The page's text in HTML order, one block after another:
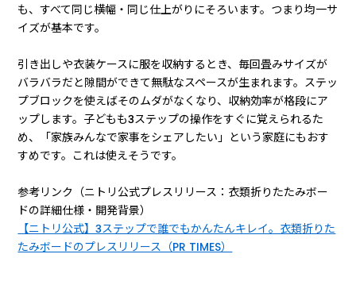
も、すべて同じ横幅・同じ仕上がりにそろいます。つまり均一サ
イズが基本です。
引き出しや衣装ケースに服を収納するとき、毎回畳みサイズが
バラバラだと隙間ができて無駄なスペースが生まれます。ステッ
プブロックを使えばそのムダがなくなり、収納効率が格段にア
ップします。子どもも3ステップの操作をすぐに覚えられるた
め、「家族みんなで家事をシェアしたい」という家庭にもおす
すめです。これは使えそうです。
参考リンク（ニトリ公式プレスリリース：衣類折りたたみボー
ドの詳細仕様・開発背景）
【ニトリ公式】3ステップで誰でもかんたんキレイ。衣類折りた
たみボードのプレスリリース（PR TIMES）